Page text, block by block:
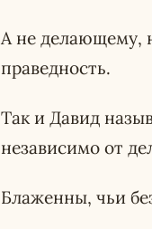
А не делающему,
праведность.
Так и Давид
независимо от
Блаженны, чьи